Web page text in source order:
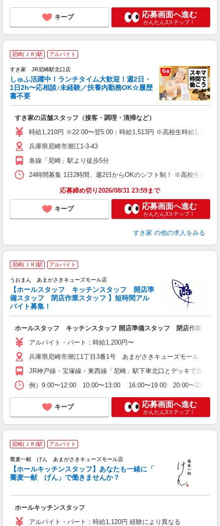
キープ 応募画面へ進む
かんたん3ステップ！
尼崎(ＪＲ)駅 アルバイト
すき家 JR尼崎駅北口店
しゅふ活躍中！ランチタイム大歓迎！週2日・
1日2h〜応相談♪未経験／扶養内勤務OK☆履歴
書不要
すき家の店舗スタッフ（接客・調理・清掃など）
時給1,210円 ※22:00〜翌5:00：時給1,513円 ※高校生時給1,160
兵庫県尼崎市潮江1-3-43
各線「尼崎」駅より徒歩5分
24時間募集 1日2時間、週2日からOKのシフト制！ ※高校生のシ
応募締め切り2026/08/31 23:59まで
キープ 応募画面へ進む
かんたん3ステップ！
すき家 の他の求人をみる
尼崎(ＪＲ)駅 アルバイト
うおまん あまがさきキューズモール店
【ホールスタッフ キッチンスタッフ 開店準
備スタッフ 閉店作業スタッフ 】短時間アル
バイト募集！
ホールスタッフ キッチンスタッフ 開店準備スタッフ 閉店作業スタ
アルバイト・パート：時給1,200円〜
兵庫県尼崎市潮江1丁目3番1号 あまがさきキューズモール 本館
JR神戸線・宝塚線・東西線「尼崎」駅下車北口とデッキで直結
例）9:00〜12:00 10:00〜13:00 16:00〜19:00 20:00〜22:00
キープ 応募画面へ進む
かんたん3ステップ！
尼崎(ＪＲ)駅 アルバイト
蕎麦一献 げん あまがさきキューズモール店
【ホールキッチンスタッフ】あなたも一緒に「
蕎麦一献 げん」で働きませんか？
ホールキッチンスタッフ
アルバイト・パート：時給1,120円 経験により異なる